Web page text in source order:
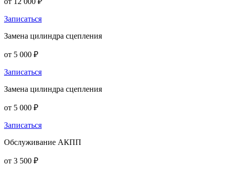
Записаться
Замена цилиндра сцепления
от 5 000 ₽
Записаться
Замена цилиндра сцепления
от 5 000 ₽
Записаться
Обслуживание АКПП
от 3 500 ₽